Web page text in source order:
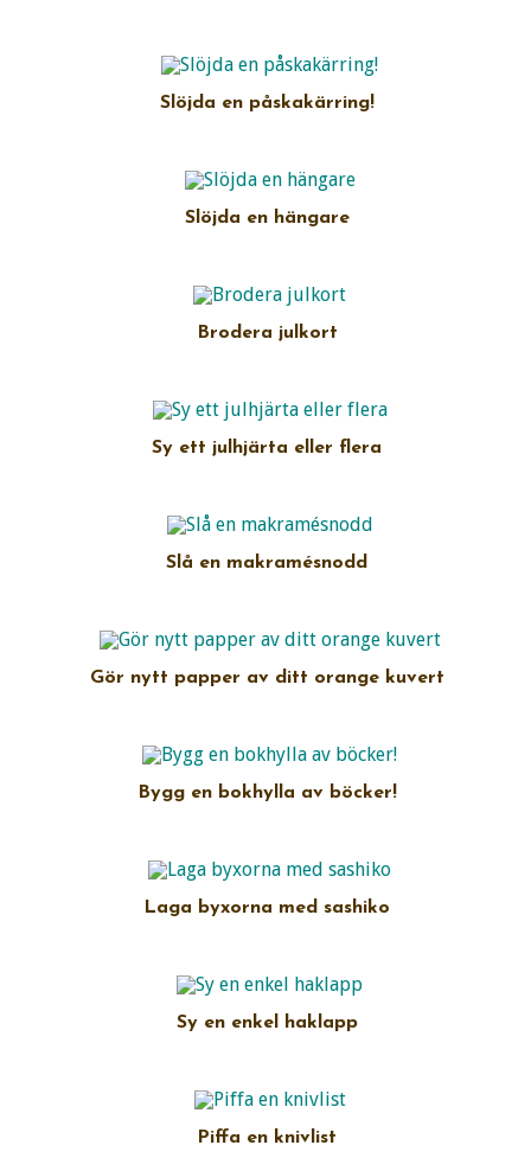
Slöjda en påskakärring!
Slöjda en hängare
Brodera julkort
Sy ett julhjärta eller flera
Slå en makramésnodd
Gör nytt papper av ditt orange kuvert
Bygg en bokhylla av böcker!
Laga byxorna med sashiko
Sy en enkel haklapp
Piffa en knivlist